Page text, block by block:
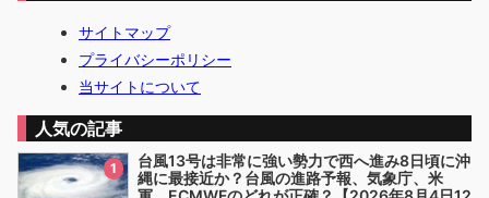
サイトマップ
プライバシーポリシー
当サイトについて
人気の記事
1
台風13号は非常に強い勢力で西へ進み8日頃に沖
縄に最接近か？台風の進路予報、気象庁、米